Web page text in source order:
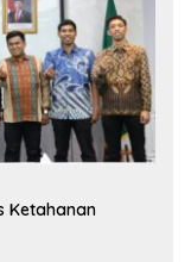
Ketahanan